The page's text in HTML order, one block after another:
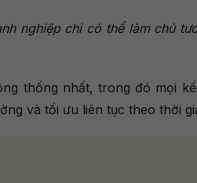
nghiệp chỉ có thể làm chủ
thống nhất, trong đó mọi
và tối ưu liên tục theo thời